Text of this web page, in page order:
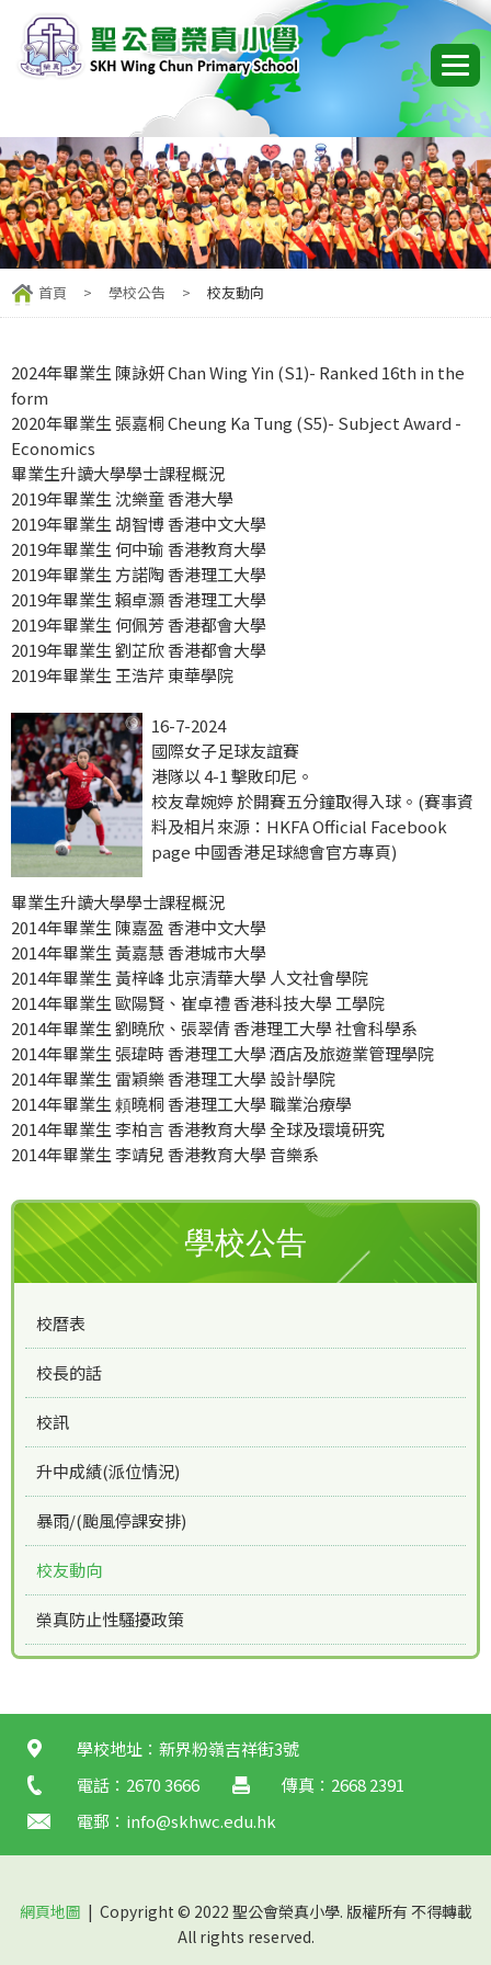
首頁 > 學校公告 > 校友動向
2024年畢業生 陳詠妍 Chan Wing Yin (S1)- Ranked 16th in the
form
2020年畢業生 張嘉桐 Cheung Ka Tung (S5)- Subject Award -
Economics
畢業生升讀大學學士課程概況
2019年畢業生 沈樂童 香港大學
2019年畢業生 胡智博 香港中文大學
2019年畢業生 何中瑜 香港教育大學
2019年畢業生 方諾陶 香港理工大學
2019年畢業生 賴卓灝 香港理工大學
2019年畢業生 何佩芳 香港都會大學
2019年畢業生 劉芷欣 香港都會大學
2019年畢業生 王浩芹 東華學院
16-7-2024
國際女子足球友誼賽
港隊以 4-1 擊敗印尼。
校友韋婉婷 於開賽五分鐘取得入球。(賽事資
料及相片來源：HKFA Official Facebook
page 中國香港足球總會官方專頁)
畢業生升讀大學學士課程概況
2014年畢業生 陳嘉盈 香港中文大學
2014年畢業生 黃嘉慧 香港城市大學
2014年畢業生 黃梓峰 北京清華大學 人文社會學院
2014年畢業生 歐陽賢、崔卓禮 香港科技大學 工學院
2014年畢業生 劉曉欣、張翠倩 香港理工大學 社會科學系
2014年畢業生 張瑋時 香港理工大學 酒店及旅遊業管理學院
2014年畢業生 雷穎樂 香港理工大學 設計學院
2014年畢業生 頼曉桐 香港理工大學 職業治療學
2014年畢業生 李柏言 香港教育大學 全球及環境研究
2014年畢業生 李靖兒 香港教育大學 音樂系
學校公告
校曆表
校長的話
校訊
升中成績(派位情況)
暴雨/(颱風停課安排)
校友動向
榮真防止性騷擾政策
學校地址：新界粉嶺吉祥街3號
電話：2670 3666
傳真：2668 2391
電郵： info@skhwc.edu.hk
網頁地圖 | Copyright © 2022 聖公會榮真小學. 版權所有 不得轉載
All rights reserved.